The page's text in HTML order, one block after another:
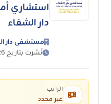
استشاري
دار الشفاء
مستشفى دار
نُشرت بتاريخ Jun 3, 2026
غير محدد
الراتب